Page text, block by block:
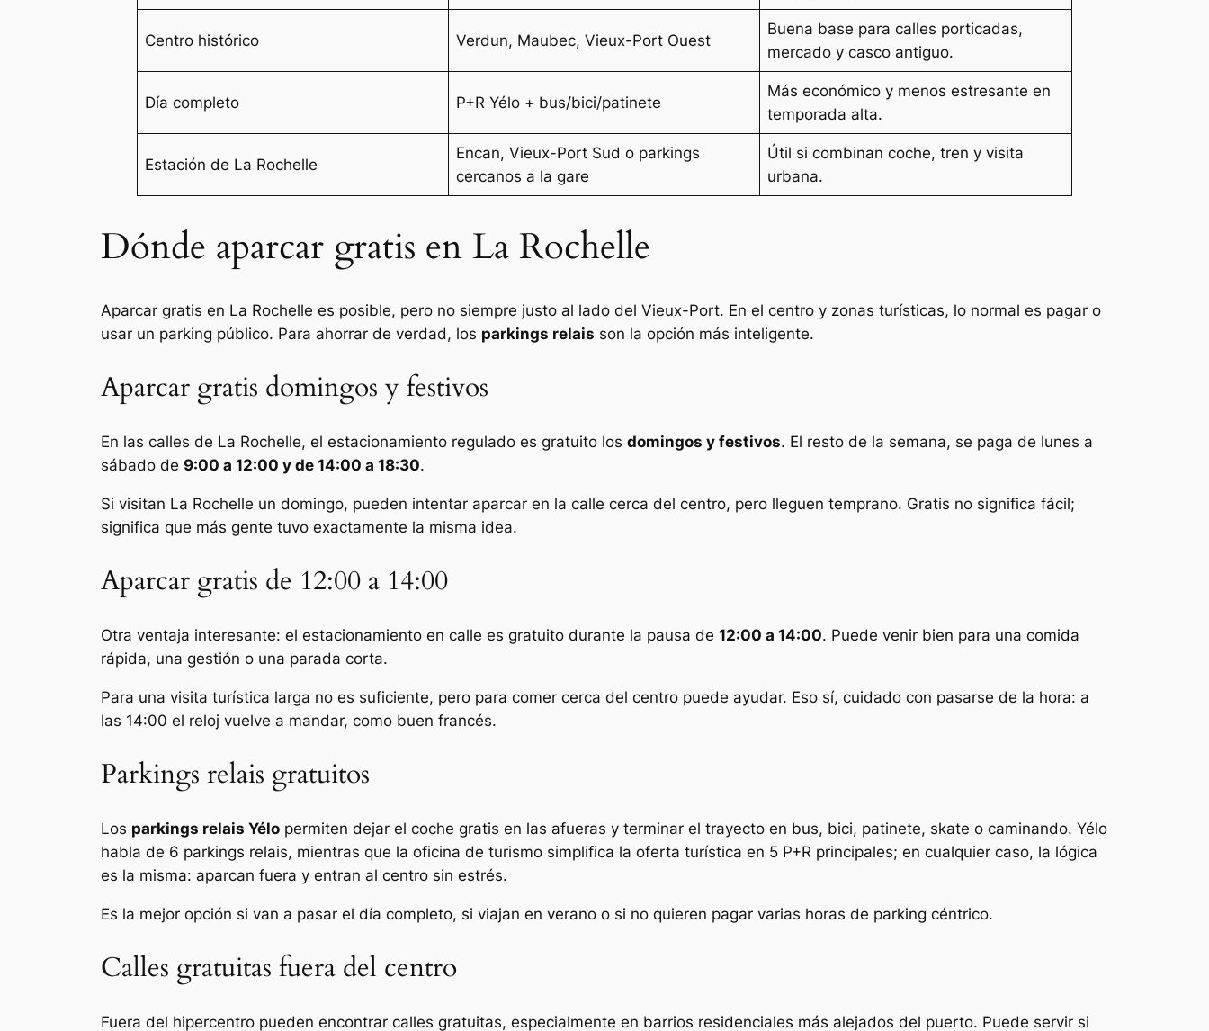
Centro histórico Verdun, Maubec, Vieux-Port Ouest
Buena base para calles porticadas,
mercado y casco antiguo.
Día completo P+R Yélo + bus/bici/patinete
Más económico y menos estresante en
temporada alta.
Estación de La Rochelle
Encan, Vieux-Port Sud o parkings
cercanos a la gare
Útil si combinan coche, tren y visita
urbana.
Dónde aparcar gratis en La Rochelle
Aparcar gratis en La Rochelle es posible, pero no siempre justo al lado del Vieux-Port. En el centro y zonas turísticas, lo normal es pagar o
usar un parking público. Para ahorrar de verdad, los parkings relais son la opción más inteligente.
Aparcar gratis domingos y festivos
En las calles de La Rochelle, el estacionamiento regulado es gratuito los domingos y festivos. El resto de la semana, se paga de lunes a
sábado de 9:00 a 12:00 y de 14:00 a 18:30.
Si visitan La Rochelle un domingo, pueden intentar aparcar en la calle cerca del centro, pero lleguen temprano. Gratis no significa fácil;
significa que más gente tuvo exactamente la misma idea.
Aparcar gratis de 12:00 a 14:00
Otra ventaja interesante: el estacionamiento en calle es gratuito durante la pausa de 12:00 a 14:00. Puede venir bien para una comida
rápida, una gestión o una parada corta.
Para una visita turística larga no es suficiente, pero para comer cerca del centro puede ayudar. Eso sí, cuidado con pasarse de la hora: a
las 14:00 el reloj vuelve a mandar, como buen francés.
Parkings relais gratuitos
Los parkings relais Yélo permiten dejar el coche gratis en las afueras y terminar el trayecto en bus, bici, patinete, skate o caminando. Yélo
habla de 6 parkings relais, mientras que la oficina de turismo simplifica la oferta turística en 5 P+R principales; en cualquier caso, la lógica
es la misma: aparcan fuera y entran al centro sin estrés.
Es la mejor opción si van a pasar el día completo, si viajan en verano o si no quieren pagar varias horas de parking céntrico.
Calles gratuitas fuera del centro
Fuera del hipercentro pueden encontrar calles gratuitas, especialmente en barrios residenciales más alejados del puerto. Puede servir si